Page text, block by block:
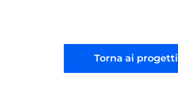
Torna ai progetti